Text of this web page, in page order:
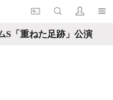
S「重ねた足跡」公演